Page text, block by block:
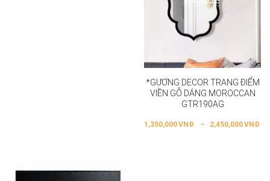
*GƯƠNG DECOR TRANG ĐIỂM
VIỀN GỖ DÁNG MOROCCAN
GTR190AG
1,350,000VNĐ – 2,450,000VNĐ